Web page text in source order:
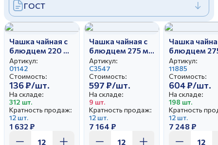
ГОСТ
Чашка чайная с
блюдцем 220 мл
Рубин Веселый
Колобок
Артикул:
01142
Стоимость:
136 ₽/шт.
На складе:
312 шт.
Кратность продаж:
12 шт.
1 632 ₽
Чашка чайная с
блюдцем 275 мл
Белый лебедь
Ситец
Артикул:
С3547
Стоимость:
597 ₽/шт.
На складе:
9 шт.
Кратность продаж:
12 шт.
7 164 ₽
Чашка
блюдцем
Белый
Цветочный
вальс И.У
Артикул:
11885
Стоимость:
604 ₽/шт.
На складе:
198 шт.
Кратность
12 шт.
7 248 ₽